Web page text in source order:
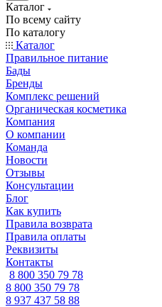
Каталог
По всему сайту
По каталогу
Каталог
Правильное питание
Бады
Бренды
Комплекс решений
Органическая косметика
Компания
О компании
Команда
Новости
Отзывы
Консультации
Блог
Как купить
Правила возврата
Правила оплаты
Реквизиты
Контакты
8 800 350 79 78
8 800 350 79 78
8 937 437 58 88